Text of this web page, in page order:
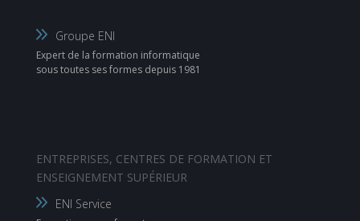
Groupe ENI
Expert de la formation informatique
sous toutes ses formes depuis 1981
ENTREPRISES, CENTRES DE FORMATION ET
ENSEIGNEMENT SUPÉRIEUR
ENI Service